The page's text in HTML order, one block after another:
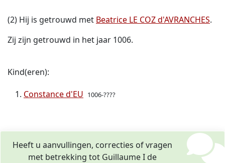
(2) Hij is getrouwd met Beatrice LE COZ d'AVRANCHES.
Zij zijn getrouwd in het jaar 1006.
Kind(eren):
Constance d'EU 1006-????
Heeft u aanvullingen, correcties of vragen
met betrekking tot Guillaume I de